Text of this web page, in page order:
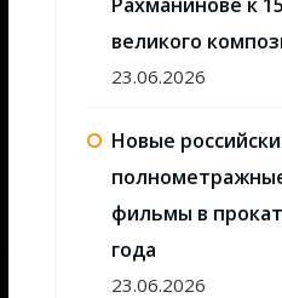
великого
23.06.2026
Новые
фильмы в
года
23.06.2026